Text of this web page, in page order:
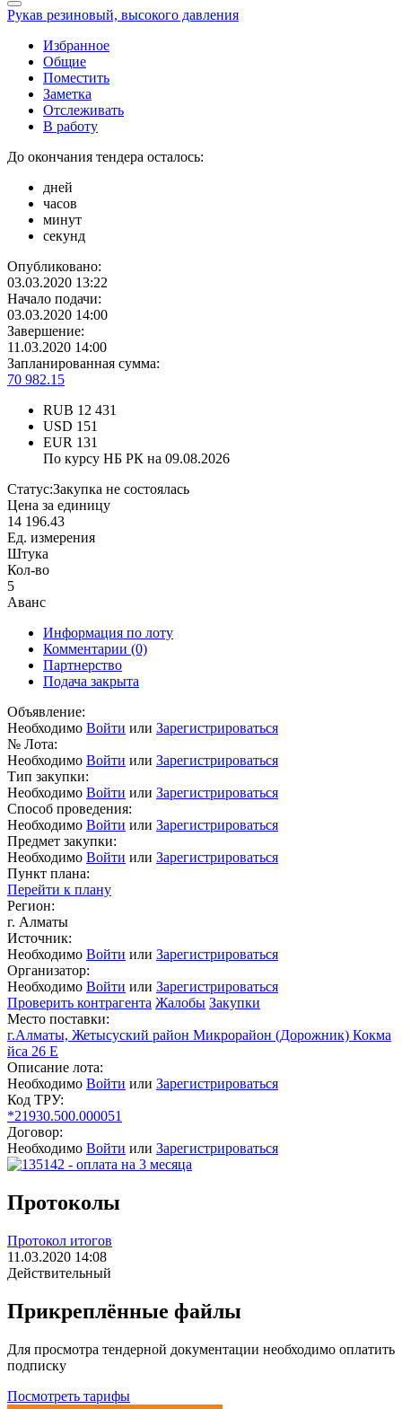
Рукав резиновый, высокого давления
Избранное
Общие
Поместить
Заметка
Отслеживать
В работу
До окончания тендера осталось:
дней
часов
минут
секунд
Опубликовано:
03.03.2020 13:22
Начало подачи:
03.03.2020 14:00
Завершение:
11.03.2020 14:00
Запланированная сумма:
70 982.15
RUB 12 431
USD 151
EUR 131
По курсу НБ РК на 09.08.2026
Статус:Закупка не состоялась
Цена за единицу
14 196.43
Ед. измерения
Штука
Кол-во
5
Аванс
Информация по лоту
Комментарии (0)
Партнерство
Подача закрыта
Объявление:
Необходимо Войти или Зарегистрироваться
№ Лота:
Необходимо Войти или Зарегистрироваться
Тип закупки:
Необходимо Войти или Зарегистрироваться
Способ проведения:
Необходимо Войти или Зарегистрироваться
Предмет закупки:
Необходимо Войти или Зарегистрироваться
Пункт плана:
Перейти к плану
Регион:
г. Алматы
Источник:
Необходимо Войти или Зарегистрироваться
Организатор:
Необходимо Войти или Зарегистрироваться
Проверить контрагента Жалобы Закупки
Место поставки:
г.Алматы, Жетысуский район Микрорайон (Дорожник) Кокма
йса 26 Е
Описание лота:
Необходимо Войти или Зарегистрироваться
Код ТРУ:
*21930.500.000051
Договор:
Необходимо Войти или Зарегистрироваться
Протоколы
Протокол итогов
11.03.2020 14:08
Действительный
Прикреплённые файлы
Для просмотра тендерной документации необходимо оплатить
подписку
Посмотреть тарифы